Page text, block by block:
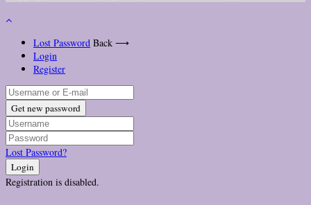
Lost Password Back ⟶
Login
Register
Get new password
Lost Password?
Login
Registration is disabled.